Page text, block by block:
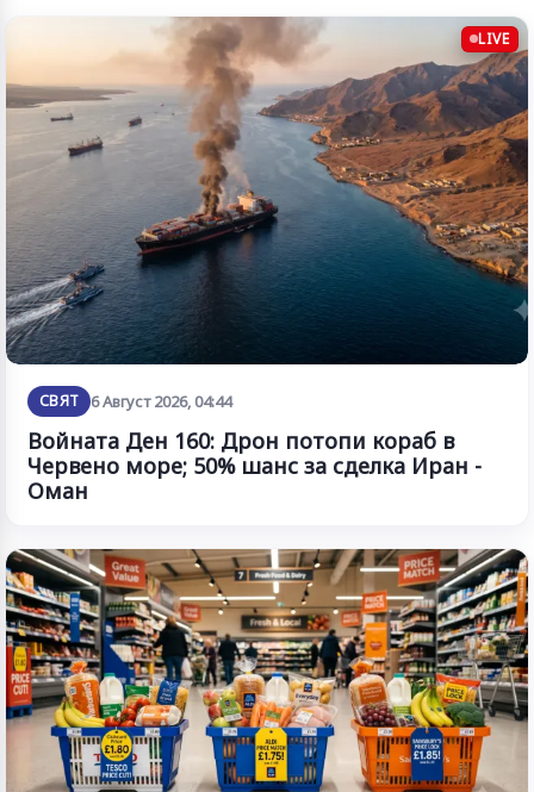
LIVE
СВЯТ 6 Август 2026, 04:44
Войната Ден 160: Дрон потопи кораб в
Червено море; 50% шанс за сделка Иран -
Оман